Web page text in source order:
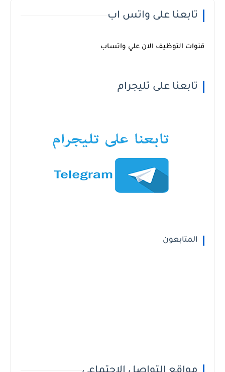
تابعنا على واتس اب
قنوات التوظيف الان علي واتساب
تابعنا على تليجرام
المتابعون